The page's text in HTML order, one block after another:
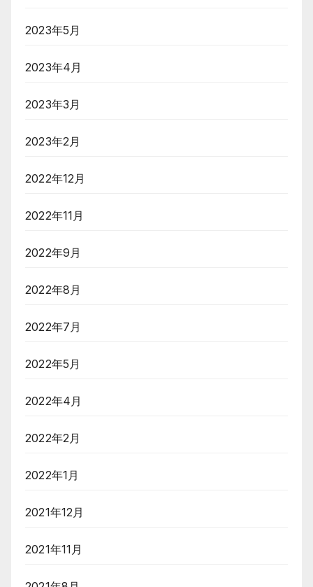
2023年5月
2023年4月
2023年3月
2023年2月
2022年12月
2022年11月
2022年9月
2022年8月
2022年7月
2022年5月
2022年4月
2022年2月
2022年1月
2021年12月
2021年11月